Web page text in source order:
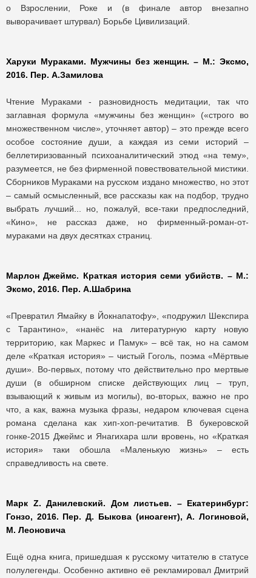
о Взрослении, Роке и (в финале автор внезапно
выворачивает штурвал) Борьбе Цивилизаций.
Харуки Мураками. Мужчины без женщин. – М.: Эксмо,
2016. Пер. А.Замилова
Чтение Мураками - разновидность медитации, так что
заглавная формула «мужчины без женщин» («строго во
множественном числе», уточняет автор) – это прежде всего
особое состояние души, а каждая из семи историй –
беллетиризованный психоаналитический этюд «на тему»,
разумеется, не без фирменной повествовательной мистики.
Сборников Мураками на русском издано множество, но этот
– самый осмысленный, все рассказы как на подбор, трудно
выбрать лучший... но, пожалуй, все-таки предпоследний,
«Кино», не рассказ даже, но фирменный-роман-от-
мураками на двух десятках страниц.
Марлон Джеймс. Краткая история семи убийств. – М.:
Эксмо, 2016. Пер. А.Шабрина
«Превратил Ямайку в Йокнапатофу», «подружил Шекспира
с Тарантино», «нанёс на литературную карту новую
территорию, как Маркес и Памук» – всё так, но на самом
деле «Краткая история» – чистый Гоголь, поэма «Мёртвые
души». Во-первых, потому что действительно про мертвые
души (в обширном списке действующих лиц – труп,
взывающий к живым из могилы), во-вторых, важно не про
что, а как, важна музыка фразы, недаром ключевая сцена
романа сделана как хип-хоп-речитатив. В букеровской
гонке-2015 Джеймс и Янагихара шли вровень, но «Краткая
история» таки обошла «Маленькую жизнь» – есть
справедливость на свете.
Марк Z. Данилевский. Дом листьев. – Екатеринбург:
Гонзо, 2016. Пер. Д. Быкова (иноагент), А. Логиновой,
М. Леоновича
Ещё одна книга, пришедшая к русскому читателю в статусе
полулегенды. Особенно активно её рекламировал Дмитрий